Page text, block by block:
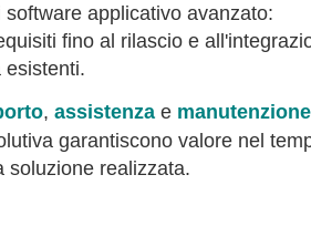
applicativo avanzato:
fino al rilascio e
esistenti.
, assistenza e manutenzione
garantiscono valore nel
soluzione realizzata.